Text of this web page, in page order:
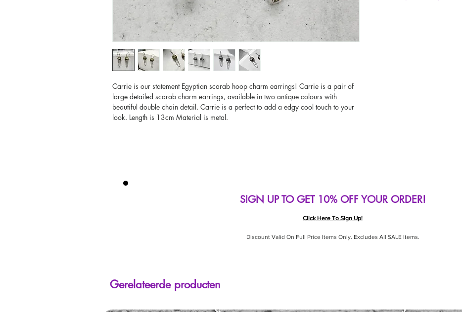
Carrie is our statement Egyptian scarab hoop charm earrings! Carrie is a pair of
large detailed scarab charm earrings, available in two antique colours with
beautiful double chain detail. Carrie is a perfect to add a edgy cool touch to your
look. Length is 13cm Material is metal.
SIGN UP TO GET 10% OFF YOUR ORDER!
Click Here To Sign Up!
Discount Valid On Full Price Items Only. Excludes All SALE Items.
Gerelateerde producten